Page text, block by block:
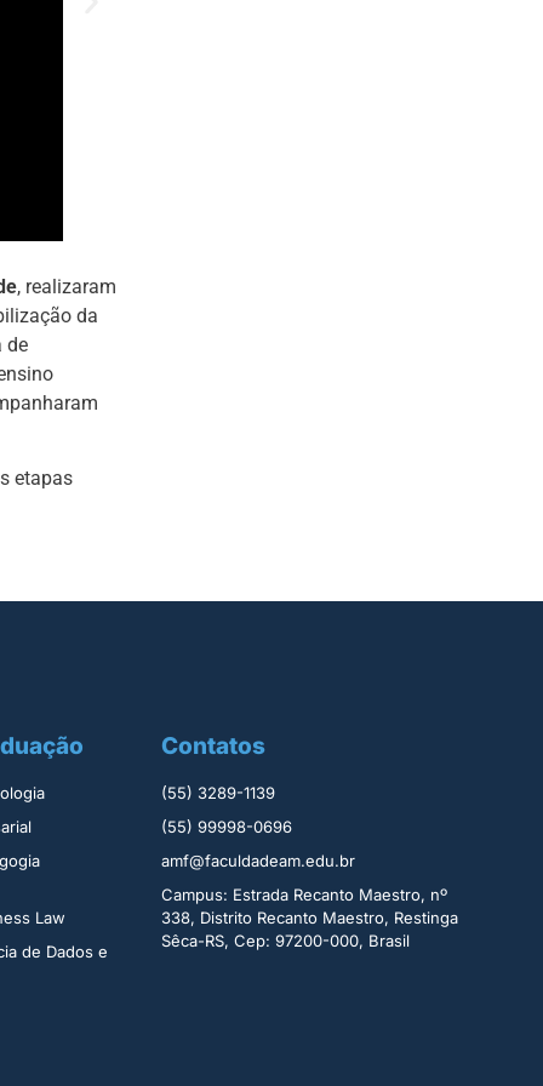
, realizaram
da
de
etapas
Law
de Dados e
Contatos
(55) 3289-1139
(55) 99998-0696
amf@faculdadeam.edu.br
Campus: Estrada Recanto Maestro, nº
338, Distrito Recanto Maestro, Restinga
Sêca-RS, Cep: 97200-000, Brasil